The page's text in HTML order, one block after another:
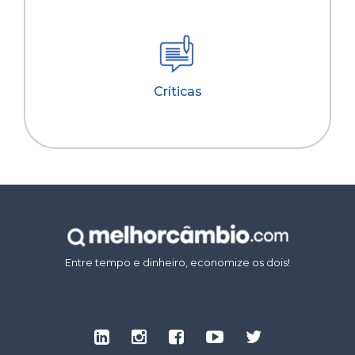
Críticas
Entre tempo e dinheiro, economize os dois!